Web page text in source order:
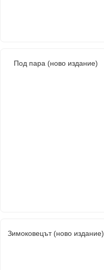
Под пара (ново издание)
Зимоковецът (ново издание)